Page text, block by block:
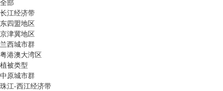
长江经济带
东四盟地区
京津冀地区
兰西城市群
粤港澳大湾区
植被类型
中原城市群
珠江-西江经济带